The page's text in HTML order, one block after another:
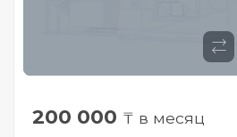
200 000 ₸ в месяц